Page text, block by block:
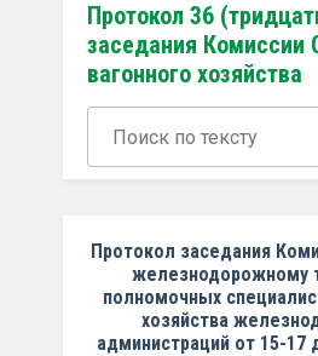
Протокол 36
заседания Комиссии
вагонного хозяйства
Протокол заседания
железнодорожному
полномочных
хозяйства
администраций от 15-17